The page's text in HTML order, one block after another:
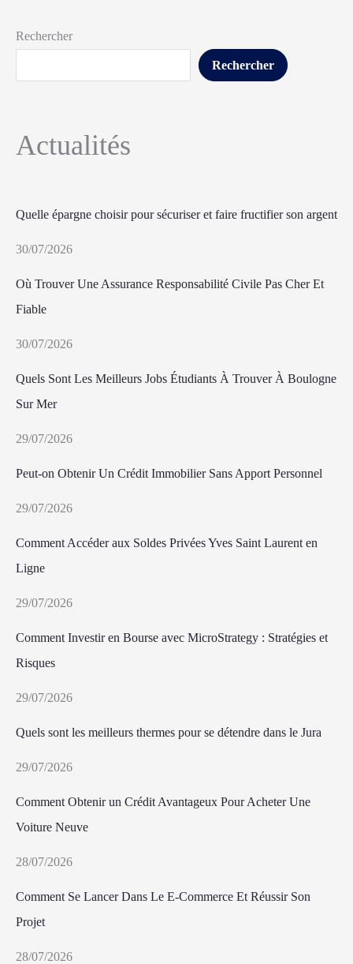
Rechercher
Rechercher
Actualités
Quelle épargne choisir pour sécuriser et faire fructifier son argent
30/07/2026
Où Trouver Une Assurance Responsabilité Civile Pas Cher Et
Fiable
30/07/2026
Quels Sont Les Meilleurs Jobs Étudiants À Trouver À Boulogne
Sur Mer
29/07/2026
Peut-on Obtenir Un Crédit Immobilier Sans Apport Personnel
29/07/2026
Comment Accéder aux Soldes Privées Yves Saint Laurent en
Ligne
29/07/2026
Comment Investir en Bourse avec MicroStrategy : Stratégies et
Risques
29/07/2026
Quels sont les meilleurs thermes pour se détendre dans le Jura
29/07/2026
Comment Obtenir un Crédit Avantageux Pour Acheter Une
Voiture Neuve
28/07/2026
Comment Se Lancer Dans Le E-Commerce Et Réussir Son
Projet
28/07/2026